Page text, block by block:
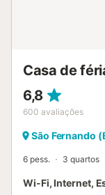
Casa de
6,8
600 avaliações
São Fernando
6 pess. 3 quartos
Wi-Fi, Internet,